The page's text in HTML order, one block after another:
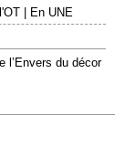
En UNE
l’Envers du décor